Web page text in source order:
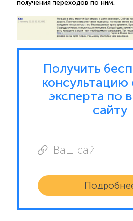
получения переходов по ним.
Получить
консультацию
эксперта по
сайту
Ваш сайт